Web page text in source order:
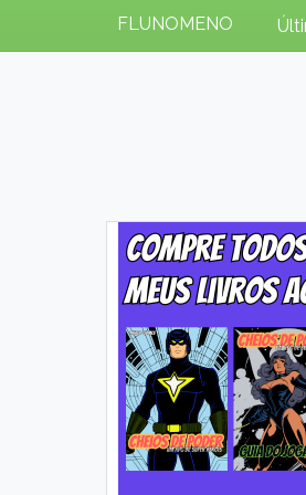
FLUNOMENO